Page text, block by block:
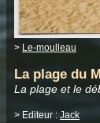
> Le-moulleau
La plage du
La plage et le
> Editeur : Jack